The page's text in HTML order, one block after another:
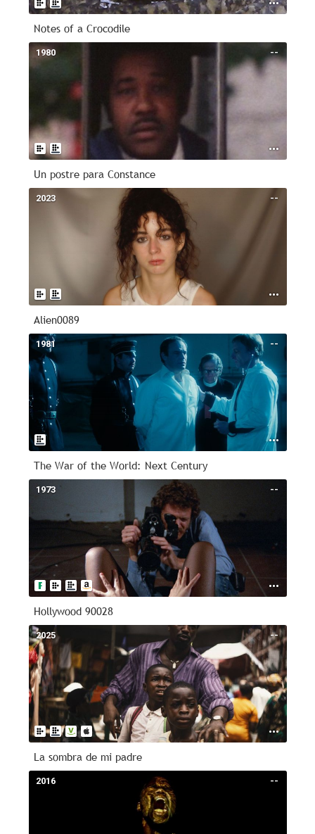
Notes of a Crocodile
--
1980
Un postre para Constance
--
2023
Alien0089
--
1981
The War of the World: Next Century
--
1973
Hollywood 90028
--
2025
La sombra de mi padre
--
2016